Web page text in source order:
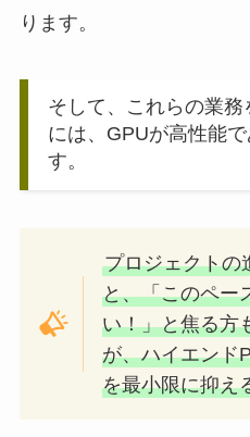
ります。
そして、これらの業
には、GPUが高性能
す。
プロジェクトの
と、「このペー
い！」と焦る方
が、ハイエンド
を最小限に抑え